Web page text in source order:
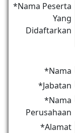
*Nama Peserta
Yang
Didaftarkan
*Nama
*Jabatan
*Nama
Perusahaan
*Alamat